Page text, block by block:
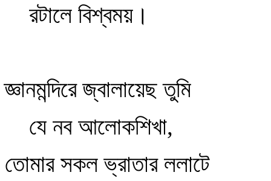
রটালে বিশ্বময়।
জ্ঞানমন্দিরে জ্বালায়েছ তুমি
যে নব আলোকশিখা,
তোমার সকল ভ্রাতার ললাটে